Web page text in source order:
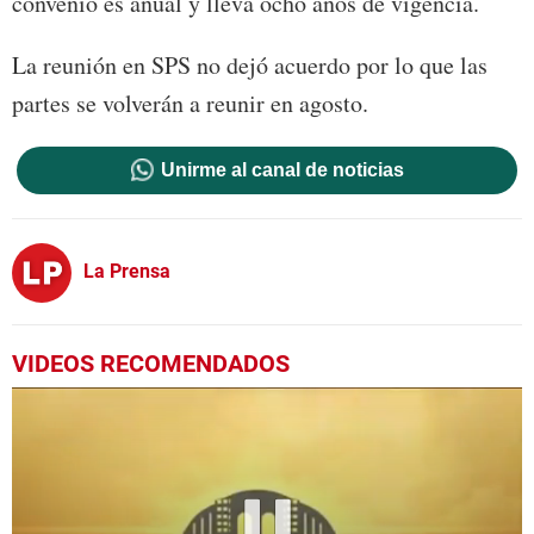
La reunión en SPS no dejó acuerdo por lo que las
partes se volverán a reunir en agosto.
Unirme al canal de noticias
La Prensa
VIDEOS RECOMENDADOS